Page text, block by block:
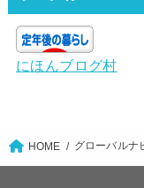
にほんブログ村
HOME グローバル